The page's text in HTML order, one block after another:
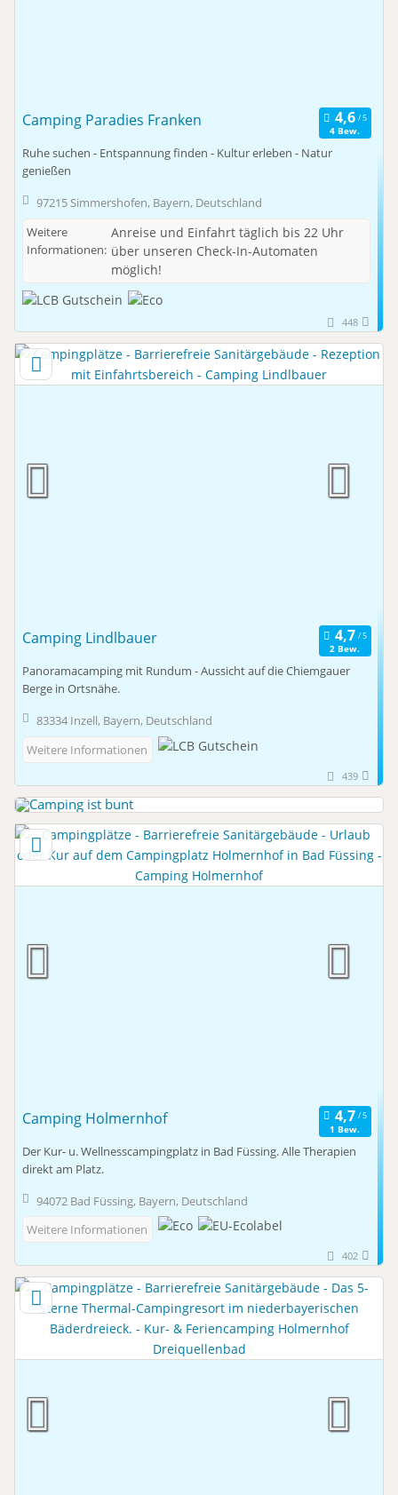
Camping Paradies Franken
4 Bew.
Ruhe suchen - Entspannung finden - Kultur erleben - Natur
genießen
97215 Simmershofen, Bayern, Deutschland
Weitere
Informationen:
Anreise und Einfahrt täglich bis 22 Uhr
über unseren Check-In-Automaten
möglich!
448
Camping Lindlbauer
2 Bew.
Panoramacamping mit Rundum - Aussicht auf die Chiemgauer
Berge in Ortsnähe.
83334 Inzell, Bayern, Deutschland
Weitere Informationen
439
Camping Holmernhof
1 Bew.
Der Kur- u. Wellnesscampingplatz in Bad Füssing. Alle Therapien
direkt am Platz.
94072 Bad Füssing, Bayern, Deutschland
Weitere Informationen
402